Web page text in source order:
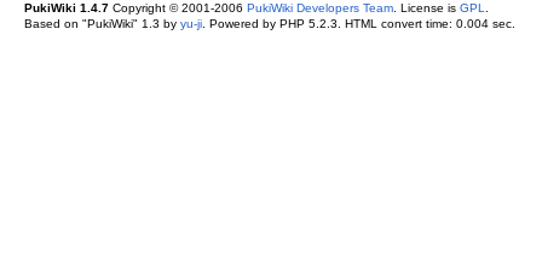
PukiWiki 1.4.7Copyright © 2001-2006 PukiWiki Developers Team. License is GPL
Based on "PukiWiki" 1.3 by yu-ji. Powered by PHP 5.2.3. HTML convert time: 0.004 sec.